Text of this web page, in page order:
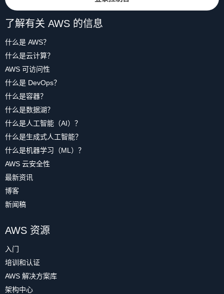
了解有关 AWS 的信息
什么是 AWS？
什么是云计算？
AWS 可访问性
什么是 DevOps？
什么是容器？
什么是数据湖？
什么是人工智能（AI）？
什么是生成式人工智能？
什么是机器学习（ML）？
AWS 云安全性
最新资讯
博客
新闻稿
AWS 资源
入门
培训和认证
AWS 解决方案库
架构中心